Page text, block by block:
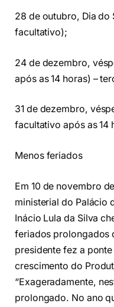
28 de outubro, Dia
facultativo);
24 de dezembro,
após as 14 horas) –
31 de dezembro,
facultativo após as 14
Menos feriados
Em 10 de novembro
ministerial do Palácio
Inácio Lula da Silva
feriados prolongados
presidente fez a
crescimento do
“Exageradamente,
prolongado. No ano